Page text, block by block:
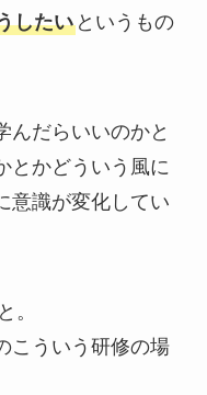
したいというもの
んだらいいのかと
とかどういう風に
意識が変化してい
。
こういう研修の場